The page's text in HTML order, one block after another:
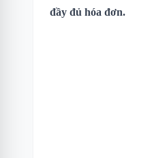
đầy đủ hóa đơn.